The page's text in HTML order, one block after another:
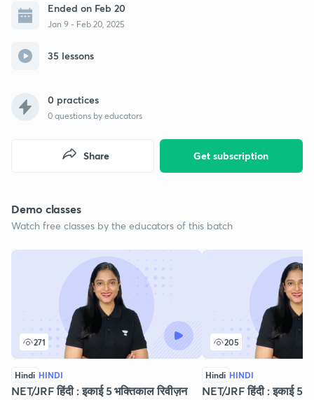
Ended on Feb 20
Jan 9 - Feb 20, 2025
35 lessons
0 practices
0 questions by educators
Get subscription
Share
Demo classes
Watch free classes by the educators of this batch
271
Hindi HINDI
NET/JRF हिंदी : इकाई 5 भक्तिकाल रिवीज़न
205
Hindi HINDI
NET/JRF हिंदी : इकाई 5